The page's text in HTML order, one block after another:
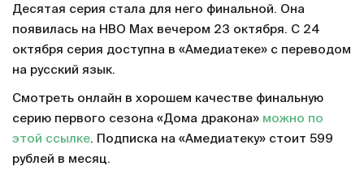
Десятая серия стала для него финальной. Она
появилась на HBO Max вечером 23 октября. С 24
октября серия доступна в «Амедиатеке» с переводом
на русский язык.
Смотреть онлайн в хорошем качестве финальную
серию первого сезона «Дома дракона» можно по
этой ссылке. Подписка на «Амедиатеку» стоит 599
рублей в месяц.